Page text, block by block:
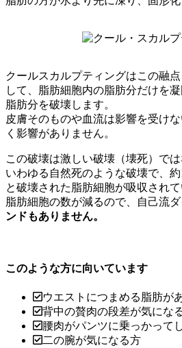
クールスカルプティングはこの融
して、脂肪細胞内の脂肪分だけを
脂肪分を破壊します。
皮膚そのものや血流は影響を受け
く影響がありません。
この破壊は激しい破壊（壊死）で
いわゆる自然死のような破壊で、
と破壊された脂肪細胞が吸収されて
脂肪細胞の数が減るので、自己流
ンドもありません。
このような方に向いています
ウエストにつまめる脂肪が
背中の贅肉の段差が気にな
腰肉がパンツに乗っかって
二の腕が気になる方